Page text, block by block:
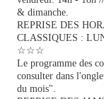
& dimanche.
REPRISE DES
CLASSIQUES :
☆☆☆
Le programme des
consulter dans
du mois".